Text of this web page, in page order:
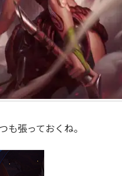
も張っておくね。